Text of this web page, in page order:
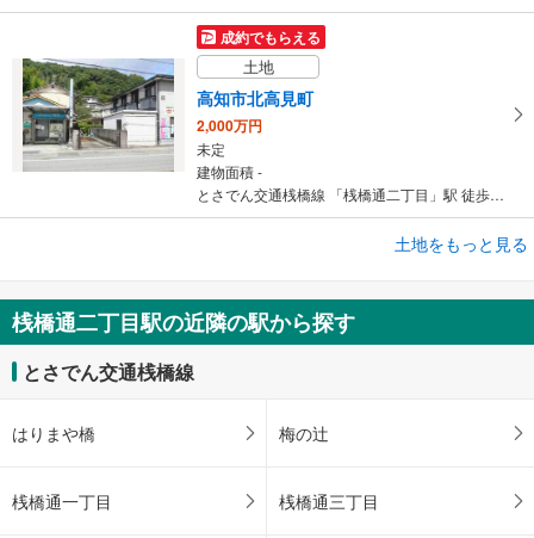
成約でもらえる
土地
高知市北高見町
2,000万円
未定
建物面積 -
とさでん交通桟橋線 「桟橋通二丁目」駅 徒歩17分
高知市竹島町
860万円
土地をもっと見る
桟橋通二丁目駅の近隣の駅から探す
とさでん交通桟橋線
はりまや橋 梅の辻
桟橋通一丁目 桟橋通三丁目